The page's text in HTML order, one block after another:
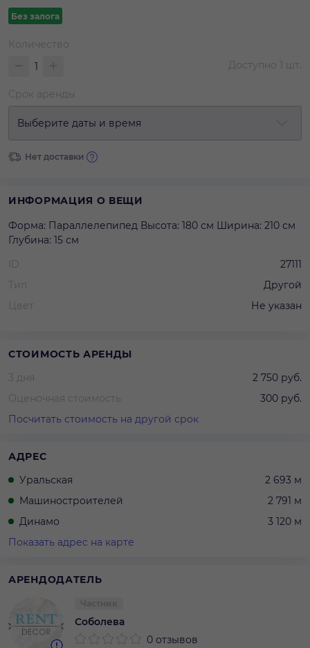
Без залога
Количество
Доступно 1 шт.
Срок аренды
Выберите даты и время
Нет доставки
ИНФОРМАЦИЯ О ВЕЩИ
Форма: Параллелепипед Высота: 180 см Ширина: 210 см
Глубина: 15 см
ID
27111
Тип
Другой
Цвет
Не указан
СТОИМОСТЬ АРЕНДЫ
3 дня
2 750 руб.
Оценочная стоимость
300 руб.
Посчитать стоимость на другой срок
АДРЕС
Уральская
2 693 м
Машиностроителей
2 791 м
Динамо
3 120 м
Показать адрес на карте
АРЕНДОДАТЕЛЬ
Соболева
0 отзывов